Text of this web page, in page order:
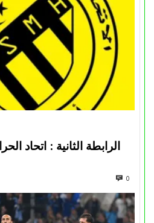
الرابطة الثانية : اتحاد
0